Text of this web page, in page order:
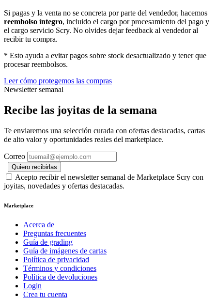
Si pagas y la venta no se concreta por parte del vendedor, hacemos
reembolso íntegro, incluido el cargo por procesamiento del pago y
el cargo servicio Scry. No olvides dejar feedback al vendedor al
recibir tu compra.
* Esto ayuda a evitar pagos sobre stock desactualizado y tener que
procesar reembolsos.
Leer cómo protegemos las compras
Newsletter semanal
Recibe las joyitas de la semana
Te enviaremos una selección curada con ofertas destacadas, cartas
de alto valor y oportunidades reales del marketplace.
Correo
Quiero recibirlas
Acepto recibir el newsletter semanal de Marketplace Scry con
joyitas, novedades y ofertas destacadas.
Marketplace
Acerca de
Preguntas frecuentes
Guía de grading
Guía de imágenes de cartas
Política de privacidad
Términos y condiciones
Política de devoluciones
Login
Crea tu cuenta